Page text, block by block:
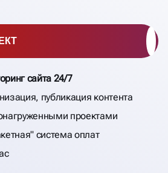
сайта 24/7
публикация контента
проектами
система оплат